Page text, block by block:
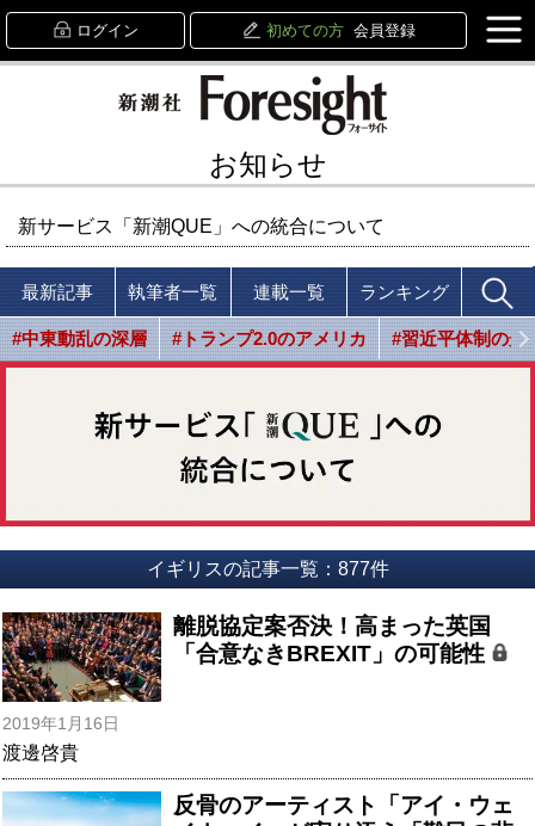
ログイン 初めての方 会員登録
お知らせ
新サービス「新潮QUE」への統合について
最新記事 執筆者一覧 連載一覧 ランキング
#中東動乱の深層 #トランプ2.0のアメリカ #習近平体制の光
イギリスの記事一覧：877件
離脱協定案否決！高まった英国
「合意なきBREXIT」の可能性
2019年1月16日
渡邊啓貴
反骨のアーティスト「アイ・ウェ